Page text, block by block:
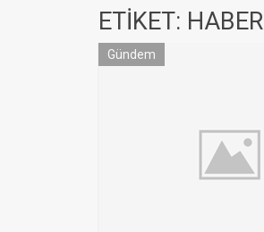
ETIKET: HABER
Gündem